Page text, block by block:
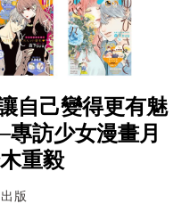
自己變得更有魅
訪少女漫畫月
重毅
版